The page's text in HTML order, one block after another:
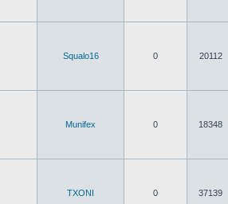
Squalo16 0 20112
Munifex 0 18348
TXONI 0 37139